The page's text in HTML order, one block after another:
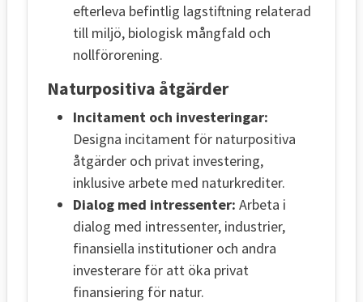
efterleva befintlig lagstiftning relaterad
till miljö, biologisk mångfald och
nollförorening.
Naturpositiva åtgärder
Incitament och investeringar:
Designa incitament för naturpositiva
åtgärder och privat investering,
inklusive arbete med naturkrediter.
Dialog med intressenter: Arbeta i
dialog med intressenter, industrier,
finansiella institutioner och andra
investerare för att öka privat
finansiering för natur.